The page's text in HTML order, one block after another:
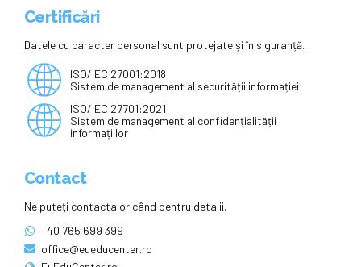
Certificări
Datele cu caracter personal sunt protejate și în siguranță.
ISO/IEC 27001:2018
Sistem de management al securității informației
ISO/IEC 27701:2021
Sistem de management al confidențialității
informațiilor
Contact
Ne puteți contacta oricând pentru detalii.
+40 765 699 399
office@eueducenter.ro